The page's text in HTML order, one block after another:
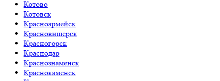
Котово
Котовск
Красноармейск
Красновишерск
Красногорск
Краснодар
Краснознаменск
Краснокаменск